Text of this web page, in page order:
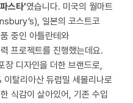
스타’였습니다. 미국의 월마트
일본의 코스트코
중인 아틀란테와
프로젝트를 진행했는데요.
디자인을 더한 브랜드로,
탈리아산 듀럼밀 세몰리나로
식감이 살아있어, 기존 수입